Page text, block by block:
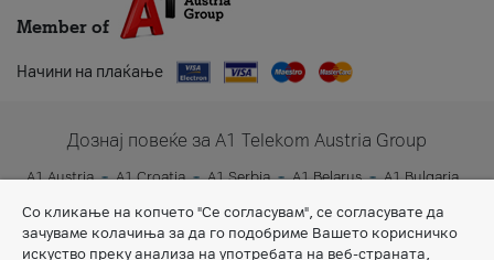
Member of
Начини на плаќање
Дознај повеќе за A1 Telekom Austria Group
A1 Austria A1 Croatia A1 Serbia A1 Belarus
A1 Bulgaria
Со кликање на копчето "Се согласувам", се согласувате да
зачуваме колачиња за да го подобриме Вашето корисничко
искуство преку анализа на употребата на веб-страната,